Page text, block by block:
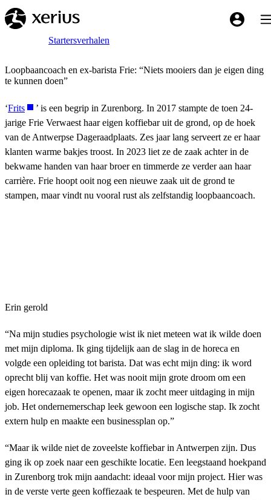
Overslaan naar de hoofdinhoud
My
Breadcrumb
HomeStartersverhalen
Loopbaancoach en ex-barista Frie: “Niets mooiers dan je eigen ding
te kunnen doen”
‘Frits
’ is een begrip in Zurenborg. In 2017 stampte de toen 24-
jarige Frie Verwaest haar eigen koffiebar uit de grond, op de hoek
van de Antwerpse Dageraadplaats. Zes jaar lang serveert ze er haar
klanten warme bakjes troost. In 2023 liet ze de zaak achter in de
bekwame handen van haar broer en timmerde ze verder aan haar
carrière. Frie hoopt ooit nog een nieuwe zaak uit de grond te
stampen, maar vindt nu vooral rust als zelfstandig loopbaancoach.
Erin gerold
“Na mijn studies psychologie wist ik niet meteen wat ik wilde doen
met mijn diploma. Ik ging tijdelijk aan de slag in de horeca en
volgde een opleiding tot barista. Dat was echt mijn ding: ik word
oprecht blij van koffie. Het was nooit mijn grote droom om een
eigen horecazaak te openen, maar ik zocht meer uitdaging in mijn
job. Het ondernemerschap leek gewoon een logische stap. Ik zocht
extern hulp en maakte een businessplan op.”
“Maar ik wilde niet de zoveelste koffiebar in Antwerpen zijn. Dus
ging ik op zoek naar een geschikte locatie. Een leegstaand hoekpand
in Zurenborg trok mijn aandacht: ideaal voor mijn project. Hier was
in de verste verte geen koffiezaak te bespeuren. Met de hulp van